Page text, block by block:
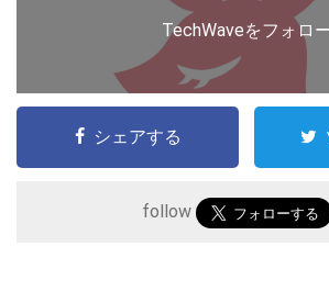
TechWaveをフォロ
シェアする
follow